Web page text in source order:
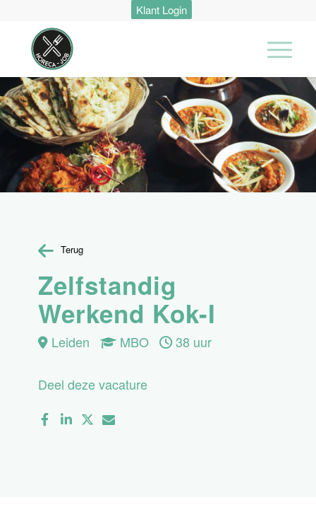
Klant Login
Terug
Zelfstandig
Werkend Kok-I
Leiden MBO 38 uur
Deel deze vacature